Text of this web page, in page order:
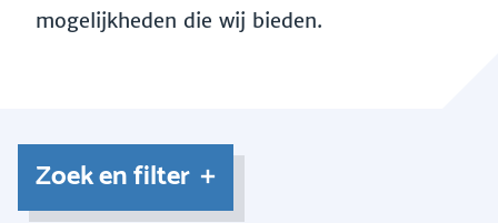
mogelijkheden die wij bieden.
Zoek en filter